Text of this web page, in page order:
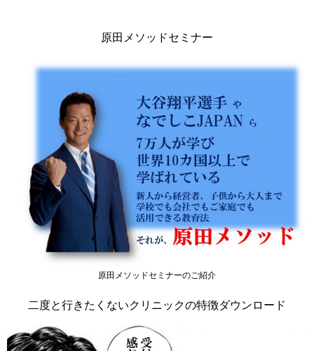
原田メソッドセミナー
原田メソッドセミナーのご紹介
二度と行きたくないクリニックの特徴ダウンロード